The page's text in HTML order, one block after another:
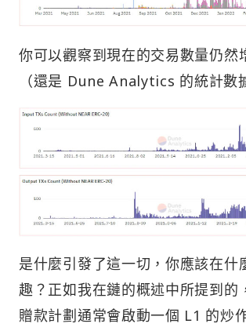
你可以觀察到現在的交易數量仍然
（還是 Dune Analytics 的統計數
是什麼引發了這一切，你應該在什
趣？正如我在鏈的概述中所提到的
贈款計劃通常會啟動一個 L1 的炒